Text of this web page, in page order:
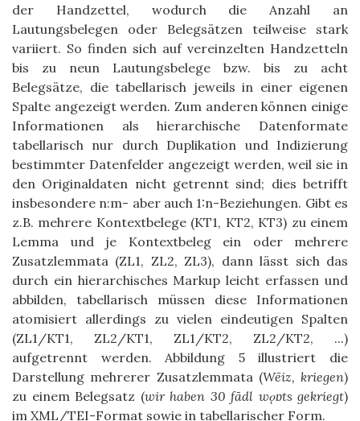
der Handzettel, wodurch die Anzahl an
Lautungsbelegen oder Belegsätzen teilweise stark
variiert. So finden sich auf vereinzelten Handzetteln
bis zu neun Lautungsbelege bzw. bis zu acht
Belegsätze, die tabellarisch jeweils in einer eigenen
Spalte angezeigt werden. Zum anderen können einige
Informationen als hierarchische Datenformate
tabellarisch nur durch Duplikation und Indizierung
bestimmter Datenfelder angezeigt werden, weil sie in
den Originaldaten nicht getrennt sind; dies betrifft
insbesondere n:m- aber auch 1:n-Beziehungen. Gibt es
z.B. mehrere Kontextbelege (KT1, KT2, KT3) zu einem
Lemma und je Kontextbeleg ein oder mehrere
Zusatzlemmata (ZL1, ZL2, ZL3), dann lässt sich das
durch ein hierarchisches Markup leicht erfassen und
abbilden, tabellarisch müssen diese Informationen
atomisiert allerdings zu vielen eindeutigen Spalten
(ZL1/KT1, ZL2/KT1, ZL1/KT2, ZL2/KT2, ...)
aufgetrennt werden. Abbildung 5 illustriert die
Darstellung mehrerer Zusatzlemmata (Wēiz, kriegen)
zu einem Belegsatz (wir haben 30 fādl wǫɒts gekriegt)
im XML/TEI-Format sowie in tabellarischer Form.